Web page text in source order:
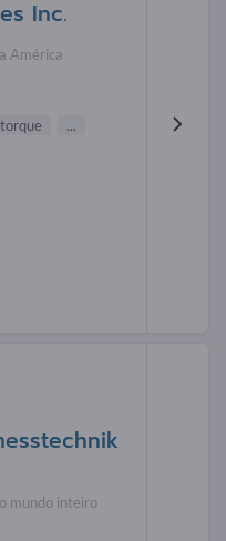
Inc.
América
...
mundo inteiro